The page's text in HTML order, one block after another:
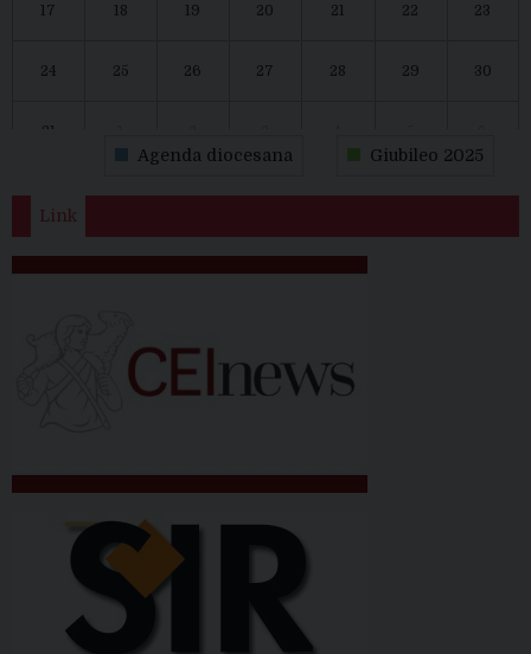
17 18 19 20 21 22 23
24 25 26 27 28 29 30
31
Agenda diocesana Giubileo 2025
Link